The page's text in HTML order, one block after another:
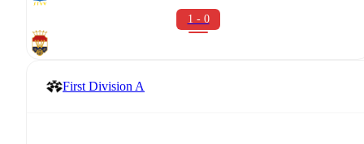
1 - 0
First Division A